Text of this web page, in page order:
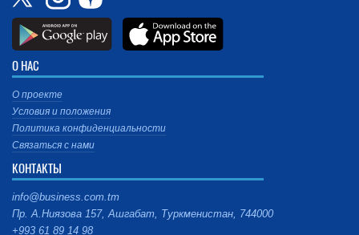
О НАС
О проекте
Условия и положения
Политика конфиденциальности
Связаться с нами
КОНТАКТЫ
info@business.com.tm
Пр. А.Ниязова 157, Ашгабат, Туркменистан, 744000
+993 61 89 14 98